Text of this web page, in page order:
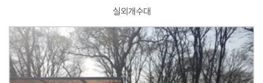
실외개수대